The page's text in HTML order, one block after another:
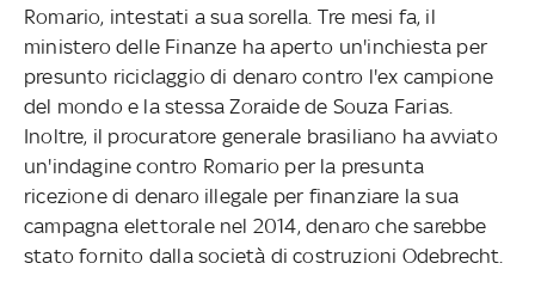
Romario, intestati a sua sorella. Tre mesi fa, il
ministero delle Finanze ha aperto un'inchiesta per
presunto riciclaggio di denaro contro l'ex campione
del mondo e la stessa Zoraide de Souza Farias.
Inoltre, il procuratore generale brasiliano ha avviato
un'indagine contro Romario per la presunta
ricezione di denaro illegale per finanziare la sua
campagna elettorale nel 2014, denaro che sarebbe
stato fornito dalla società di costruzioni Odebrecht.